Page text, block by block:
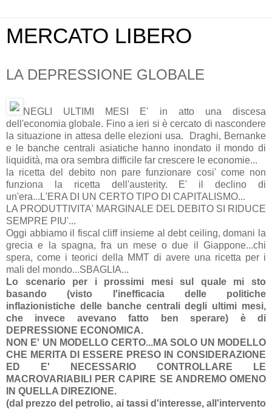
MERCATO LIBERO
LA DEPRESSIONE GLOBALE
NEGLI ULTIMI MESI E' in atto una discesa
dell'economia globale. Fino a ieri si è cercato di nascondere
la situazione in attesa delle elezioni usa. Draghi, Bernanke
e le banche centrali asiatiche hanno inondato il mondo di
liquidità, ma ora sembra difficile far crescere le economie...
la ricetta del debito non pare funzionare cosi' come non
funziona la ricetta dell'austerity. E' il declino di
un'era...L'ERA DI UN CERTO TIPO DI CAPITALISMO...
LA PRODUTTIVITA' MARGINALE DEL DEBITO SI RIDUCE
SEMPRE PIU'...
Oggi abbiamo il fiscal cliff insieme al debt ceiling, domani la
grecia e la spagna, fra un mese o due il Giappone...chi
spera, come i teorici della MMT di avere una ricetta per i
mali del mondo...SBAGLIA...
Lo scenario per i prossimi mesi sul quale mi sto
basando (visto l'inefficacia delle politiche
inflazionistiche delle banche centrali degli ultimi mesi,
che invece avevano fatto ben sperare) è di
DEPRESSIONE ECONOMICA.
NON E' UN MODELLO CERTO...MA SOLO UN MODELLO
CHE MERITA DI ESSERE PRESO IN CONSIDERAZIONE
ED E' NECESSARIO CONTROLLARE LE
MACROVARIABILI PER CAPIRE SE ANDREMO OMENO
IN QUELLA DIREZIONE.
(dal prezzo del petrolio, ai tassi d'interesse, all'intervento